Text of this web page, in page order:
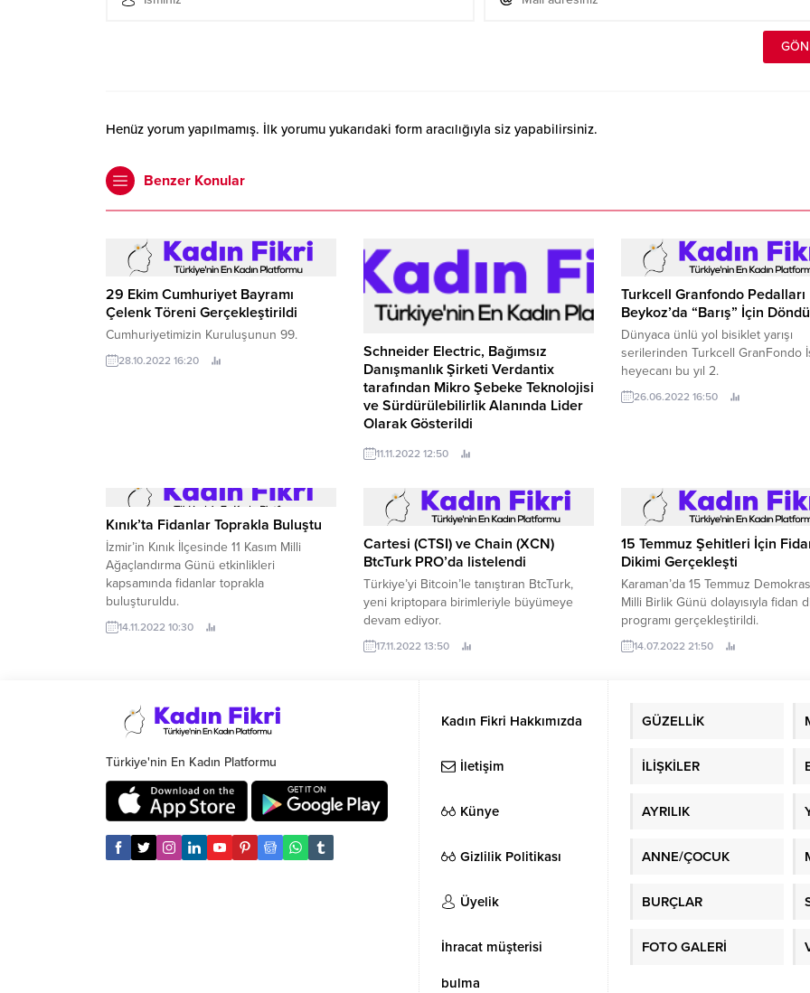
Henüz yorum yapılmamış. İlk yorumu yukarıdaki form aracılığıyla siz yapabilirsiniz.
Benzer Konular
29 Ekim Cumhuriyet Bayramı
Çelenk Töreni Gerçekleştirildi
Cumhuriyetimizin Kuruluşunun 99.
28.10.2022 16:20
Schneider Electric, Bağımsız
Danışmanlık Şirketi Verdantix
tarafından Mikro Şebeke Teknolojisi
ve Sürdürülebilirlik Alanında Lider
Olarak Gösterildi
Bağımsız araştırma ve danışmanlık şirketi
Verdantix’in hazırladığı yeni rapora göre
gelişimi ve bu sayede sürdürülebilir
değer yaratma alanında küresel iş
dünyasına liderlik ediyor.
11.11.2022 12:50
Turkcell Granfondo Pedalları
Beykoz’da “Barış” İçin Döndü
Dünyaca ünlü yol bisiklet yarışı
serilerinden Turkcell GranFondo
heyecanı bu yıl 2.
26.06.2022 16:50
Kınık’ta Fidanlar Toprakla Buluştu
İzmir’in Kınık İlçesinde 11 Kasım Milli
Ağaçlandırma Günü etkinlikleri
kapsamında fidanlar toprakla
buluşturuldu.
14.11.2022 10:30
Cartesi (CTSI) ve Chain (XCN)
BtcTurk PRO’da listelendi
Türkiye’yi Bitcoin’le tanıştıran BtcTurk,
yeni kriptopara birimleriyle büyümeye
devam ediyor.
17.11.2022 13:50
15 Temmuz Şehitleri İçin
Dikimi Gerçekleşti
Karaman’da 15 Temmuz
Milli Birlik Günü dolayısıyla fidan
programı gerçekleştirildi.
14.07.2022 21:50
Türkiye'nin En Kadın Platformu
Kadın Fikri Hakkımızda
İletişim
Künye
Gizlilik Politikası
Üyelik
İhracat müşterisi
bulma
GÜZELLİK
İLİŞKİLER
AYRILIK
ANNE/ÇOCUK
BURÇLAR
FOTO GALERİ